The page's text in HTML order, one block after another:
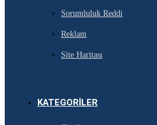
Sorumluluk Reddi
Reklam
Site Haritası
KATEGORILER